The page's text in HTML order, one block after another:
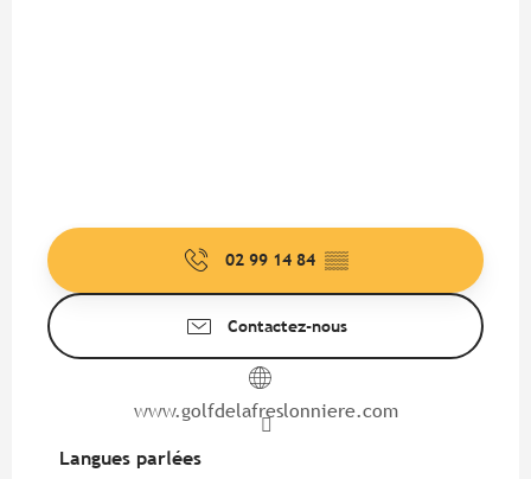
02 99 14 84 ▒▒
Contactez-nous
www.golfdelafreslonniere.com
Langues parlées
Langues parlées